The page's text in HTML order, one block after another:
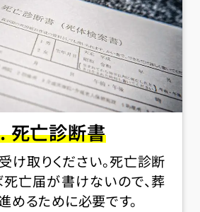
死亡診断書
け取りください。死亡診断
亡届が書けないので、葬
めるために必要です。